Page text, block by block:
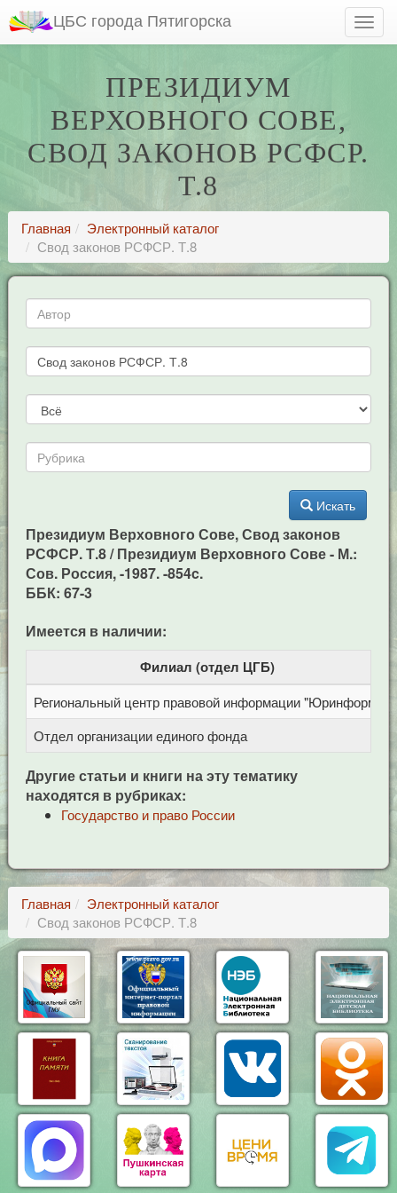
ЦБС города Пятигорска
ПРЕЗИДИУМ
ВЕРХОВНОГО СОВЕ,
СВОД ЗАКОНОВ РСФСР.
Т.8
Главная
Электронный каталог
Свод законов РСФСР. Т.8
Искать
Президиум Верховного Сове, Свод законов
РСФСР. Т.8 / Президиум Верховного Сове - М.:
Сов. Россия, -1987. -854c.
ББК: 67-3
Имеется в наличии:
Филиал (отдел ЦГБ)
Региональный центр правовой информации "Юринформ"
Отдел организации единого фонда
Другие статьи и книги на эту тематику
находятся в рубриках:
Государство и право России
Главная
Электронный каталог
Свод законов РСФСР. Т.8